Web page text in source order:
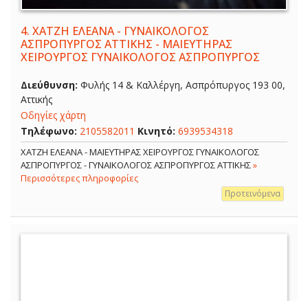
4. ΧΑΤΖΗ ΕΛΕΑΝΑ - ΓΥΝΑΙΚΟΛΟΓΟΣ
ΑΣΠΡΟΠΥΡΓΟΣ ΑΤΤΙΚΗΣ - ΜΑΙΕΥΤΗΡΑΣ
ΧΕΙΡΟΥΡΓΟΣ ΓΥΝΑΙΚΟΛΟΓΟΣ ΑΣΠΡΟΠΥΡΓΟΣ
Διεύθυνση: Φυλής 14 & Καλλέργη, Ασπρόπυργος 193 00,
Αττικής
Οδηγίες χάρτη
Τηλέφωνο: 2105582011 Κινητό: 6939534318
ΧΑΤΖΗ ΕΛΕΑΝΑ - ΜΑΙΕΥΤΗΡΑΣ ΧΕΙΡΟΥΡΓΟΣ ΓΥΝΑΙΚΟΛΟΓΟΣ
ΑΣΠΡΟΠΥΡΓΟΣ - ΓΥΝΑΙΚΟΛΟΓΟΣ ΑΣΠΡΟΠΥΡΓΟΣ ΑΤΤΙΚΗΣ»
Περισσότερες πληροφορίες
Προτεινόμενα